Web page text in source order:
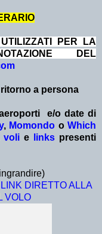
PER LA
DEL
a persona
e/o date di
, Momondo o Which
voli e links presenti
DIRETTO ALLA
VOLO